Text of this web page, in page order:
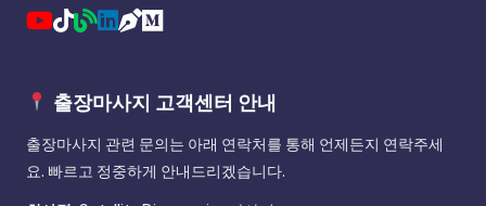
출장마사지 고객센터 안내
출장마사지 관련 문의는 아래 연락처를 통해 언제든지 연락주세
요. 빠르고 정중하게 안내드리겠습니다.